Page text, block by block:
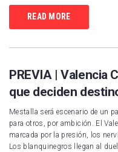
READ MORE
PREVIA | Valencia
que deciden
Mestalla será escenario de un
para otros, por ambición. El
marcada por la presión, los
Los blanquinegros llegan al